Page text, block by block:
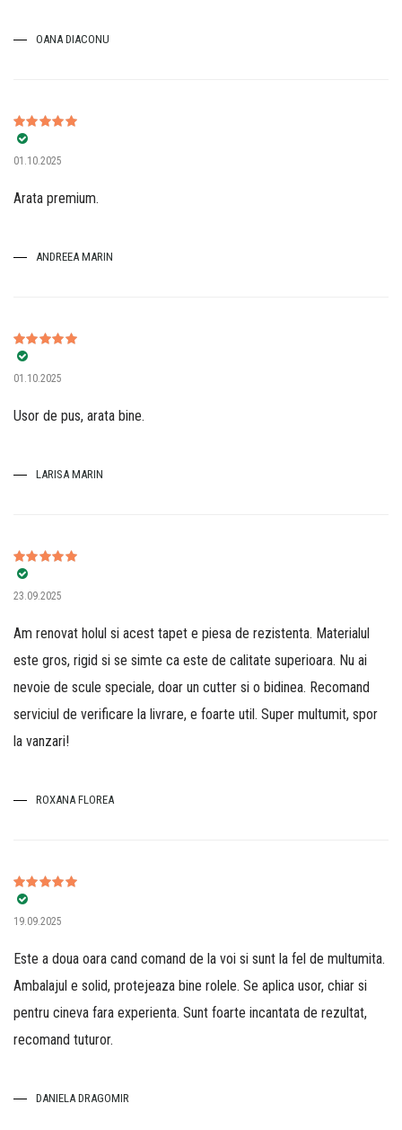
OANA DIACONU
Evaluat la
din 5
01.10.2025
Arata premium.
ANDREEA MARIN
Evaluat la
din 5
01.10.2025
Usor de pus, arata bine.
LARISA MARIN
Evaluat la
din 5
23.09.2025
Am renovat holul si acest tapet e piesa de rezistenta. Materialul
este gros, rigid si se simte ca este de calitate superioara. Nu ai
nevoie de scule speciale, doar un cutter si o bidinea. Recomand
serviciul de verificare la livrare, e foarte util. Super multumit, spor
la vanzari!
ROXANA FLOREA
Evaluat la
din 5
19.09.2025
Este a doua oara cand comand de la voi si sunt la fel de multumita.
Ambalajul e solid, protejeaza bine rolele. Se aplica usor, chiar si
pentru cineva fara experienta. Sunt foarte incantata de rezultat,
recomand tuturor.
DANIELA DRAGOMIR